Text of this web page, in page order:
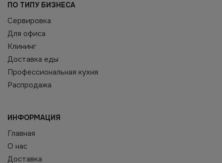
ПО ТИПУ БИЗНЕСА
Сервировка
Для офиса
Клининг
Доставка еды
Профессиональная кухня
Распродажа
ИНФОРМАЦИЯ
Главная
О нас
Доставка